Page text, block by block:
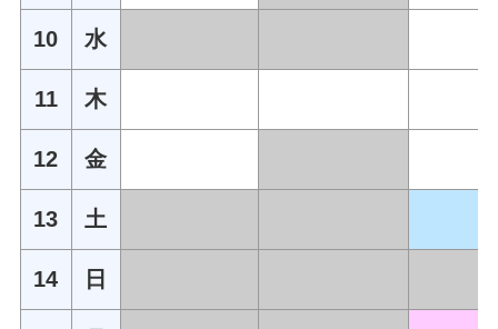
10 水
11 木
12 金
13 土
14 日